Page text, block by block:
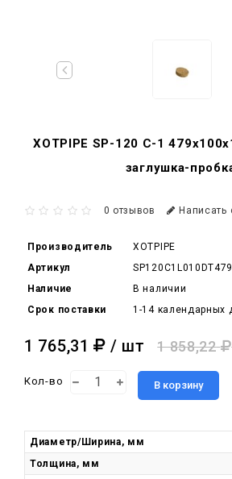
XOTPIPE SP-120 C-1
заглушка-
0 отзывов Написать
Производитель
XOTPIPE
Артикул
Наличие
В наличии
Срок поставки
1-14 календарных
1 765,31 / шт 1 858,22
Кол-во В корзину
Диаметр/Ширина, мм
Толщина, мм